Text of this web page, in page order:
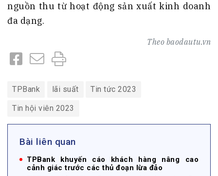
nguồn thu từ hoạt động sản xuất kinh doanh
đa dạng.
Theo baodautu.vn
TPBank lãi suất Tin tức 2023
Tin hội viên 2023
Bài liên quan
TPBank khuyến cáo khách hàng nâng cao
cảnh giác trước các thủ đoạn lừa đảo